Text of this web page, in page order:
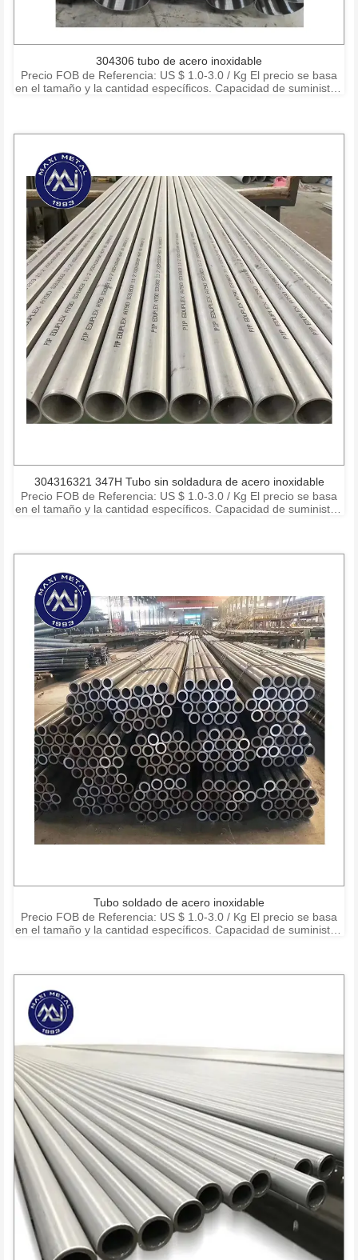
304306 tubo de acero inoxidable
Precio FOB de Referencia: US $ 1.0-3.0 / Kg El precio se basa
en el tamaño y la cantidad específicos. Capacidad de suministro:
304316321 347H Tubo sin soldadura de acero inoxidable
Precio FOB de Referencia: US $ 1.0-3.0 / Kg El precio se basa
en el tamaño y la cantidad específicos. Capacidad de suministro:
Tubo soldado de acero inoxidable
Precio FOB de Referencia: US $ 1.0-3.0 / Kg El precio se basa
en el tamaño y la cantidad específicos. Capacidad de suministro: